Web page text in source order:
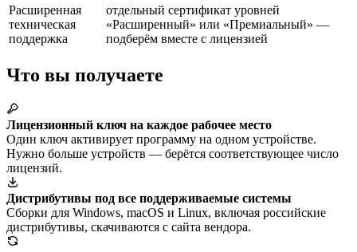
Расширенная
техническая
поддержка
отдельный сертификат уровней
«Расширенный» или «Премиальный» —
подберём вместе с лицензией
Что вы получаете
Лицензионный ключ на каждое рабочее место
Один ключ активирует программу на одном устройстве.
Нужно больше устройств — берётся соответствующее число
лицензий.
Дистрибутивы под все поддерживаемые системы
Сборки для Windows, macOS и Linux, включая российские
дистрибутивы, скачиваются с сайта вендора.